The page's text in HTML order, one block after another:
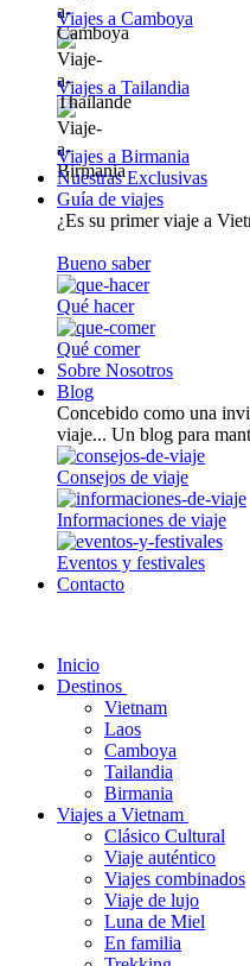
Viajes a Camboya
Viajes a Tailandia
Viajes a Birmania
Nuestras Exclusivas
Guía de viajes
¿Es su primer viaje a
Bueno saber
Qué hacer
Qué comer
Sobre Nosotros
Blog
Concebido como una
viaje... Un blog para
Consejos de viaje
Informaciones de viaje
Eventos y festivales
Contacto
Inicio
Destinos
Vietnam
Laos
Camboya
Tailandia
Birmania
Viajes a Vietnam
Clásico Cultural
Viaje auténtico
Viajes combinados
Viaje de lujo
Luna de Miel
En familia